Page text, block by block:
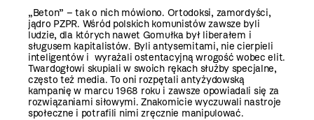
„Beton” – tak o nich mówiono. Ortodoksi, zamordyści,
jądro PZPR. Wśród polskich komunistów zawsze byli
ludzie, dla których nawet Gomułka był liberałem i
sługusem kapitalistów. Byli antysemitami, nie cierpieli
inteligentów i wyrażali ostentacyjną wrogość wobec elit.
Twardogłowi skupiali w swoich rękach służby specjalne,
często też media. To oni rozpętali antyżydowską
kampanię w marcu 1968 roku i zawsze opowiadali się za
rozwiązaniami siłowymi. Znakomicie wyczuwali nastroje
społeczne i potrafili nimi zręcznie manipulować.